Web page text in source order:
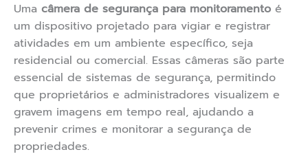
Uma câmera de segurança para monitoramento é
um dispositivo projetado para vigiar e registrar
atividades em um ambiente específico, seja
residencial ou comercial. Essas câmeras são parte
essencial de sistemas de segurança, permitindo
que proprietários e administradores visualizem e
gravem imagens em tempo real, ajudando a
prevenir crimes e monitorar a segurança de
propriedades.